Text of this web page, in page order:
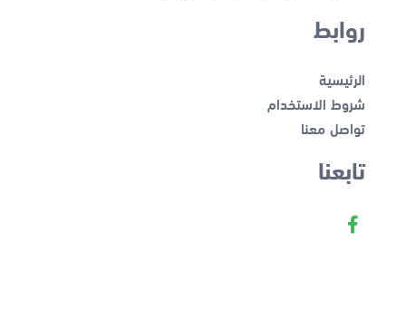
روابط
الرئيسية
شروط الاستخدام
تواصل معنا
تابعنا